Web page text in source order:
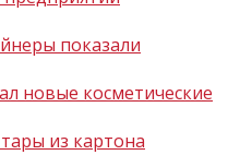
показали
новые косметические
из картона